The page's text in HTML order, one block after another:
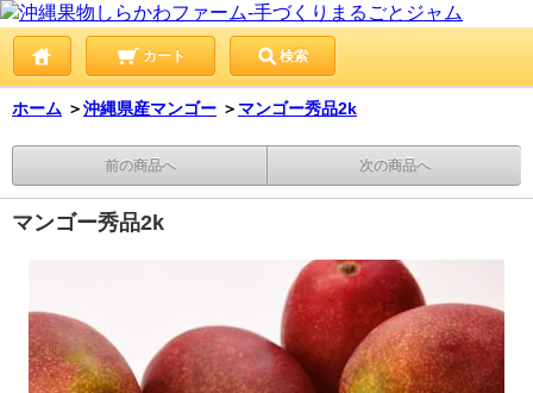
カート 検索
ホーム ＞沖縄県産マンゴー ＞ マンゴー秀品2k
前の商品へ 次の商品へ
マンゴー秀品2k